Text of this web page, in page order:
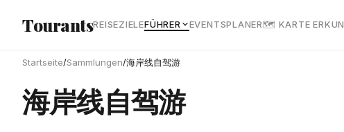
TourantsREISEZIELEFÜHRER EVENTSPLANER🗺 KARTE
Startseite/Sammlungen/海岸线自驾游
海岸线自驾游